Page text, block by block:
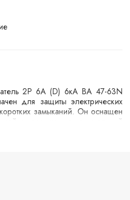
2P 6А (D) 6кА ВА 47-63N
для защиты электрических
замыканий. Он оснащен
и рассчитан на номинальный
надежную работу в сетях с